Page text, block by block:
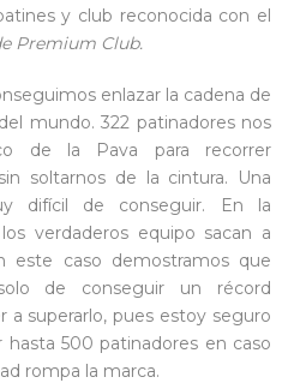
y club reconocida con el
Premium Club.
enlazar la cadena de
mundo. 322 patinadores nos
de la Pava para recorrer
soltarnos de la cintura. Una
difícil de conseguir. En la
verdaderos equipo sacan a
este caso demostramos que
de conseguir un récord
a superarlo, pues estoy seguro
500 patinadores en caso
rompa la marca.